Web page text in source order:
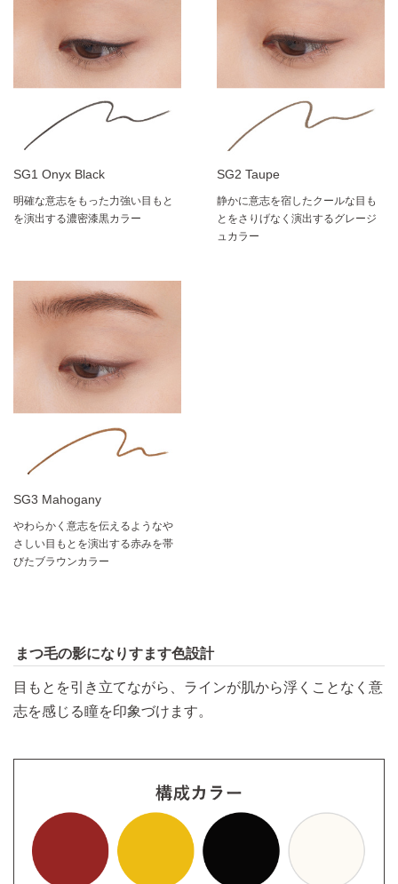
SG1 Onyx Black
明確な意志をもった力強い目もと
を演出する濃密漆黒カラー
SG2 Taupe
静かに意志を宿したクールな目も
とをさりげなく演出するグレージ
ュカラー
SG3 Mahogany
やわらかく意志を伝えるようなや
さしい目もとを演出する赤みを帯
びたブラウンカラー
まつ毛の影になりすます色設計
目もとを引き立てながら、ラインが肌から浮くことなく意
志を感じる瞳を印象づけます。